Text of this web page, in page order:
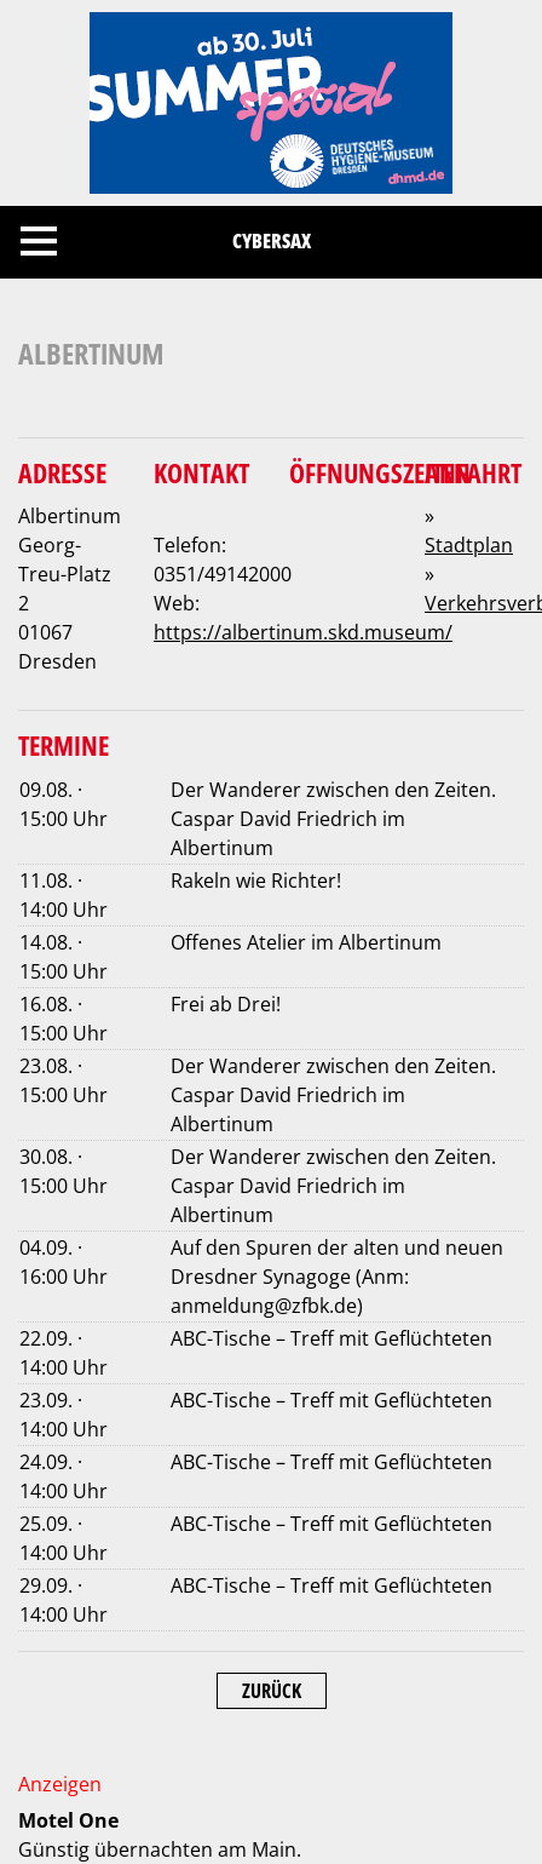
CYBERSAX
ALBERTINUM
ADRESSE
Albertinum
Georg-
Treu-Platz
2
01067
Dresden
KONTAKT
Telefon:
0351/49142000
Web:
https://albertinum.skd.museum/
ÖFFNUNGSZEITENANFAHRT
»
Stadtplan
»
TERMINE
09.08. ·
15:00 Uhr
Der Wanderer zwischen den Zeiten.
Caspar David Friedrich im
Albertinum
11.08. ·
14:00 Uhr
Rakeln wie Richter!
14.08. ·
15:00 Uhr
Offenes Atelier im Albertinum
16.08. ·
15:00 Uhr
Frei ab Drei!
23.08. ·
15:00 Uhr
Der Wanderer zwischen den Zeiten.
Caspar David Friedrich im
Albertinum
30.08. ·
15:00 Uhr
Der Wanderer zwischen den Zeiten.
Caspar David Friedrich im
Albertinum
04.09. ·
16:00 Uhr
Auf den Spuren der alten und neuen
Dresdner Synagoge (Anm:
anmeldung@zfbk.de)
22.09. ·
14:00 Uhr
ABC-Tische – Treff mit Geflüchteten
23.09. ·
14:00 Uhr
ABC-Tische – Treff mit Geflüchteten
24.09. ·
14:00 Uhr
ABC-Tische – Treff mit Geflüchteten
25.09. ·
14:00 Uhr
ABC-Tische – Treff mit Geflüchteten
29.09. ·
14:00 Uhr
ABC-Tische – Treff mit Geflüchteten
ZURÜCK
Motel One
Günstig übernachten am Main.
Cookies management panel